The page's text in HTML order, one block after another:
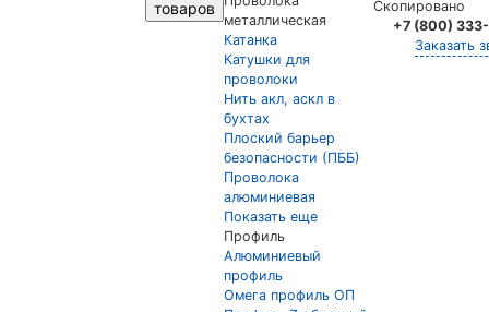
товаров
металлическая
Катанка
Катушки для
проволоки
Нить акл, аскл в
бухтах
Плоский барьер
безопасности (ПББ)
Проволока
алюминиевая
Показать еще
Профиль
Алюминиевый
профиль
Омега профиль ОП
Скопировано
+7 (800)
Заказать